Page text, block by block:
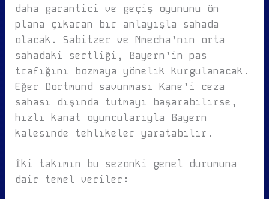
daha garantici ve geçiş oyununu ön
plana çıkaran bir anlayışla sahada
olacak. Sabitzer ve Nmecha’nın orta
sahadaki sertliği, Bayern’in pas
trafiğini bozmaya yönelik kurgulanacak.
Eğer Dortmund savunması Kane’i ceza
sahası dışında tutmayı başarabilirse,
hızlı kanat oyuncularıyla Bayern
kalesinde tehlikeler yaratabilir.
İki takımın bu sezonki genel durumuna
dair temel veriler: